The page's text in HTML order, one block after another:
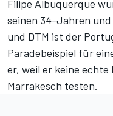
Filipe Albuquerque
seinen 34-Jahren
und DTM ist der
Paradebeispiel für
er, weil er keine
Marrakesch testen.